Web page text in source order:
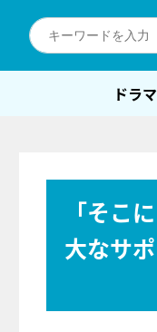
ドラ
「そこ
大なサ